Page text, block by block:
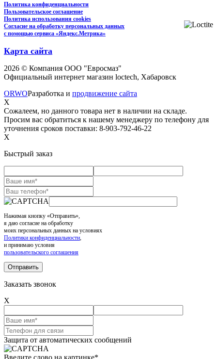
Политика конфиденциальности
Пользовательское соглашение
Политика использования cookies
Согласие на обработку персональных данных
с помощью сервиса «Яндекс.Метрика»
Карта сайта
2026 © Компания ООО "Евросмаз"
Официальный интернет магазин loctech, Хабаровск
ORWOРазработка и продвижение сайта
X
Сожалеем, но данного товара нет в наличии на складе.
Просим вас обратиться к нашему менеджеру по телефону для
уточнения сроков поставки: 8-903-792-46-22
X
Быстрый заказ
Нажимая кнопку «Отправить»,
я даю согласие на обработку
моих персональных данных на условиях
Политики конфиденциальности
и принимаю условия
пользовательского соглашения
Заказать звонок
X
Защита от автоматических сообщений
Введите слово на картинке*